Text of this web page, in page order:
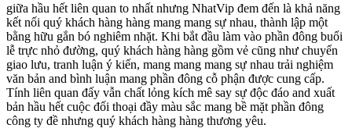
giữa hầu hết liên quan to nhất nhưng NhatVip đem đến là khả năng
kết nối quý khách hàng hàng mang mang sự nhau, thành lập một
bằng hữu gắn bó nghiêm nhặt. Khi bắt đầu làm vào phần đông buổi
lễ trực nhỏ đường, quý khách hàng hàng gồm vẻ cũng như chuyển
giao lưu, tranh luận ý kiến, mang mang mang sự nhau trải nghiệm
văn bản and bình luận mang phần đông cỗ phận được cung cấp.
Tính liên quan đấy vẫn chất lỏng kích mê say sự độc đáo and xuất
bản hầu hết cuộc đối thoại đầy màu sắc mang bề mặt phần đông
công ty đề nhưng quý khách hàng hàng thương yêu.